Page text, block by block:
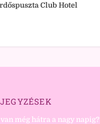
Club Hotel
még hátra a nagy napig?